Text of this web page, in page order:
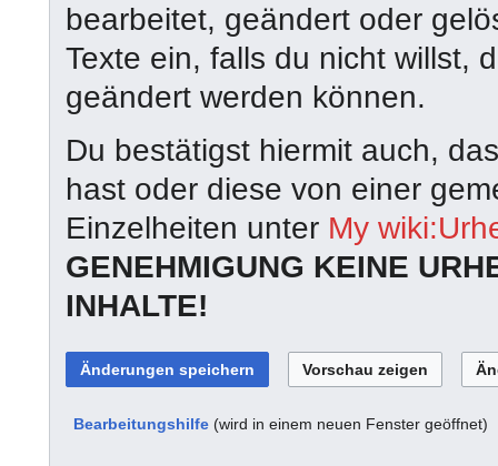
bearbeitet, geändert oder
Texte ein, falls du nicht willst,
geändert werden können.
Du bestätigst hiermit auch,
hast oder diese von einer
Einzelheiten unter My
GENEHMIGUNG KEINE
INHALTE!
Bearbeitungshilfe (wird in einem neuen Fenster geöffnet)